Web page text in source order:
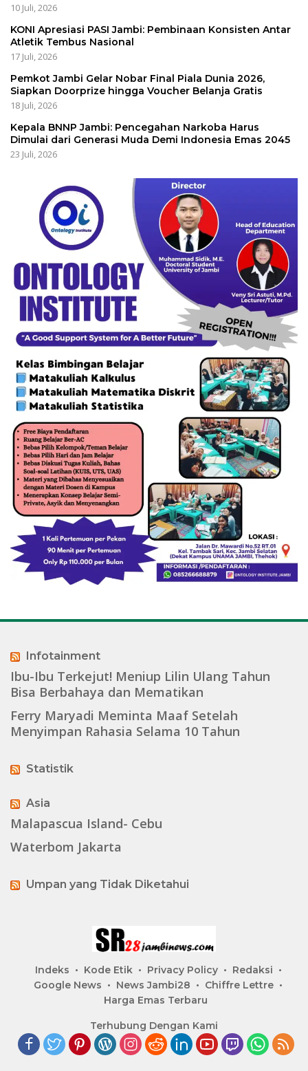
10 Juli, 2026
KONI Apresiasi PASI Jambi: Pembinaan Konsisten Antar
Atletik Tembus Nasional
17 Juli, 2026
Pemkot Jambi Gelar Nobar Final Piala Dunia 2026,
Siapkan Doorprize hingga Voucher Belanja Gratis
18 Juli, 2026
Kepala BNNP Jambi: Pencegahan Narkoba Harus
Dimulai dari Generasi Muda Demi Indonesia Emas 2045
23 Juli, 2026
Infotainment
Ibu-Ibu Terkejut! Meniup Lilin Ulang Tahun
Bisa Berbahaya dan Mematikan
Ferry Maryadi Meminta Maaf Setelah
Menyimpan Rahasia Selama 10 Tahun
Statistik
Asia
Malapascua Island- Cebu
Waterbom Jakarta
Umpan yang Tidak Diketahui
Indeks Kode Etik Privacy Policy
Redaksi
Google News
News Jambi28
Chiffre Lettre
Harga Emas Terbaru
Terhubung Dengan Kami